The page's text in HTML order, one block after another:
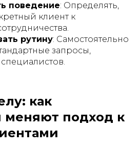
поведение: Определять,
клиент к
рутину: Самостоятельно
запросы,
как
меняют подход к